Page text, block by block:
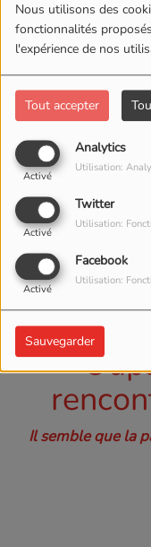
Nous utilisons des
fonctionnalités
l'expérience de nos
Tout accepter
Analytics
Activé
Utilisation:
Twitter
Activé
Utilisation:
Facebook
Activé
Utilisation:
Sauvegarder
Il semble que la